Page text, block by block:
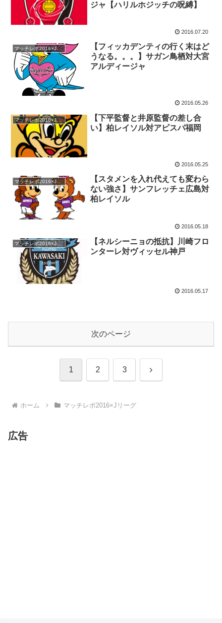
ジャ【ハリルホジッチの呪縛】
2016.07.20
マッチレポ2016×Jリーグ
【フィッカデンティの行く末はど
うなる。。。】サガン鳥栖対大宮
アルディージャ
2016.05.26
マッチレポ2016×Jリーグ
【下平監督と井原監督の差し合
い】柏レイソル対アビスパ福岡
2016.05.25
マッチレポ2016×Jリーグ
【スタメンを入れ代えても変わら
ない強さ】サンフレッチェ広島対
柏レイソル
2016.05.18
マッチレポ2016×Jリーグ
【ネルシーニョの抵抗】川崎フロ
ンターレ対ヴィッセル神戸
2016.05.17
次のページ
1 2 3 次
ホーム マッチレポ2016×Jリーグ
広告